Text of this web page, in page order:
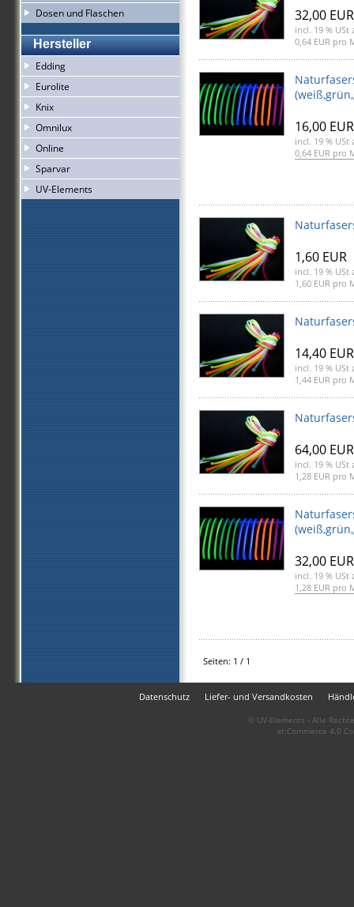
Dosen und Flaschen
Hersteller
Edding
Eurolite
Knix
Omnilux
Online
Sparvar
UV-Elements
32,00 EUR
incl. 19 % USt
0,64 EUR pro
16,00 EUR
incl. 19 % USt
0,64 EUR pro
1,60 EUR
incl. 19 % USt
1,60 EUR pro
14,40 EUR
incl. 19 % USt
1,44 EUR pro
64,00 EUR
incl. 19 % USt
1,28 EUR pro
32,00 EUR
incl. 19 % USt
1,28 EUR pro
Seiten: 1 / 1
Datenschutz Liefer- und Versandkosten
© UV-Elements - Alle
xt:Commerce 4.0